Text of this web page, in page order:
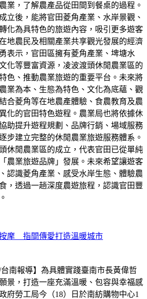
業，了解農產品從田間到餐桌的過程。
立後，能將官田菱角產業、水岸景觀、
化為具特色的旅遊內容，吸引更多遊客
地農民及相關產業共享觀光發展的經濟
表示，官田區擁有菱角產業、埤塘水
化等豐富資源，凌波渡頭休閒農業區的
色、推動農業旅遊的重要平台。未來將
業為本、生態為特色、文化為底蘊、觀
合菱角等在地農產體驗、食農教育及農
化的官田特色遊程。農業局也將依據休
助提升遊程規劃、品牌行銷、場域服務
步建立完整的休閒農業旅遊服務體系。
休閒農業區的成立，代表官田已從單純
農業旅遊品牌」發展。未來希望讓遊客
認識菱角產業、感受水岸生態、體驗農
，透過一趟深度農遊旅程，認識官田豐
摩 指間傳愛打造溫暖城市
台南報導】為具體實踐臺南市長黃偉哲
景，打造一座充滿溫暖、包容與幸福感
府勞工局今（18）日於南紡購物中心1